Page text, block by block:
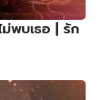
พบเธอ | รัก